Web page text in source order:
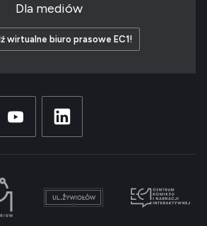
Dla mediów
wirtualne biuro prasowe EC1!